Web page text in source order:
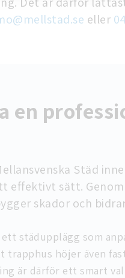
eller
en
Städ
effektivt sätt.
skador och
ett städupplägg som
höjer även
är därför ett smart